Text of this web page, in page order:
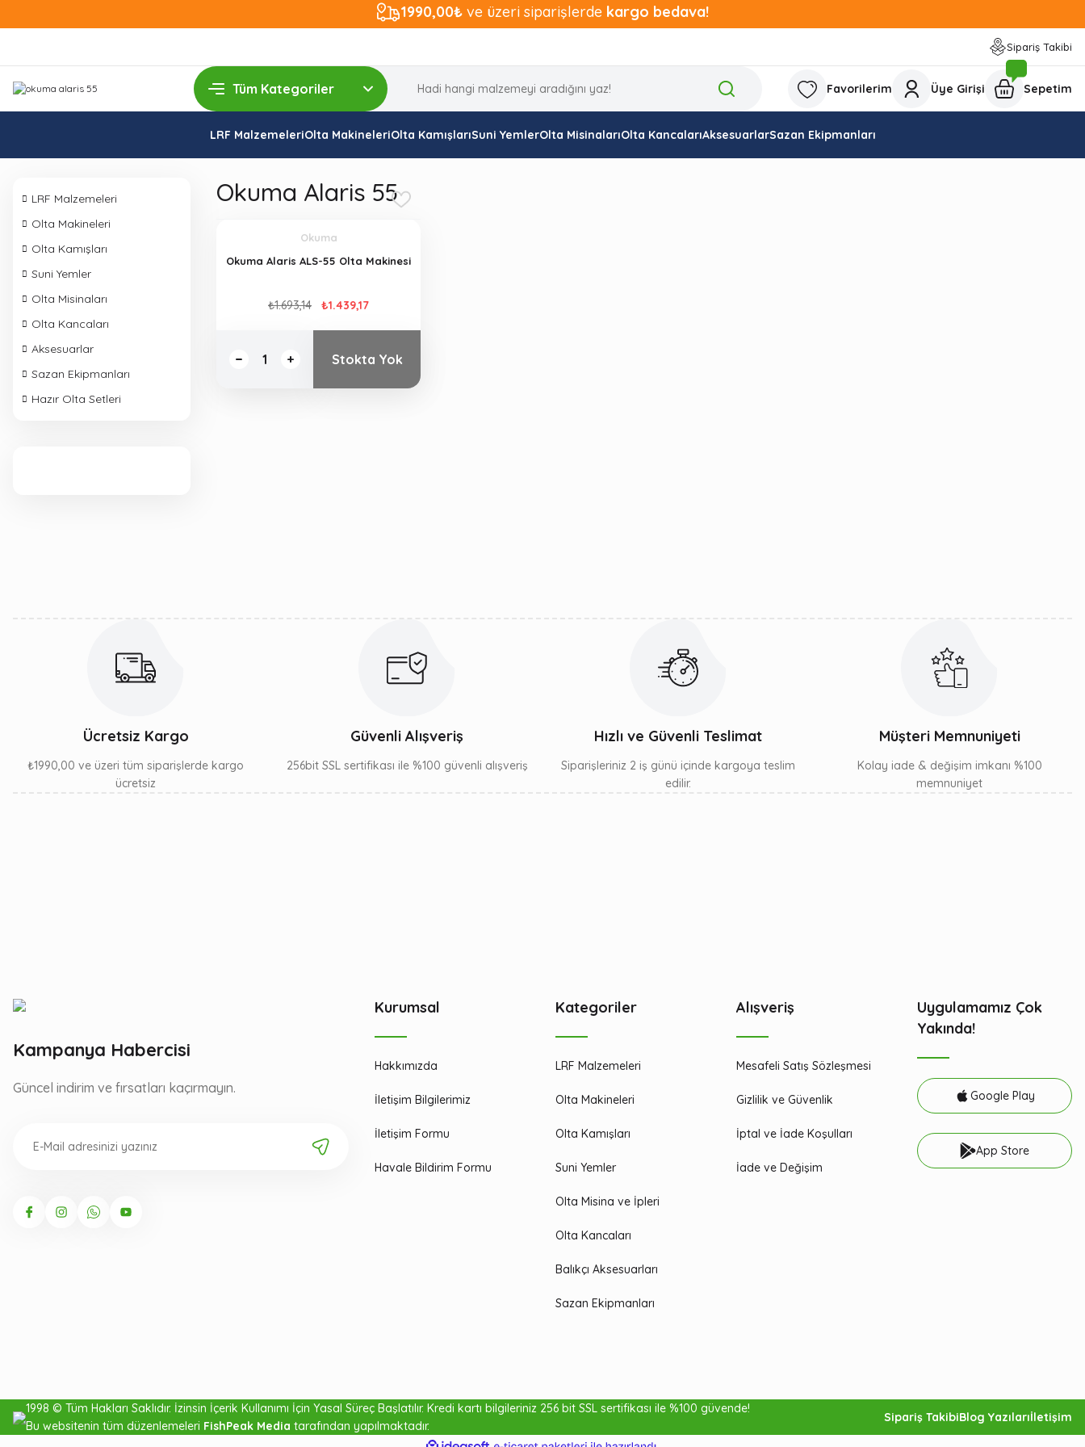
1990,00₺ ve üzeri siparişlerde kargo bedava!
Sipariş Takibi
Favorilerim Üye Girişi Sepetim
LRF MalzemeleriOlta MakineleriOlta KamışlarıSuni YemlerOlta MisinalarıOlta KancalarıAksesuarlarSazan Ekipmanları
LRF Malzemeleri
Olta Makineleri
Olta Kamışları
Suni Yemler
Olta Misinaları
Olta Kancaları
Aksesuarlar
Sazan Ekipmanları
Hazır Olta Setleri
Okuma Alaris 55
Okuma
Okuma Alaris ALS-55 Olta Makinesi
₺1.693,14 ₺1.439,17
Stokta Yok
Ücretsiz Kargo
₺1990,00 ve üzeri tüm siparişlerde kargo
ücretsiz
Güvenli Alışveriş
256bit SSL sertifikası ile %100 güvenli alışveriş
Hızlı ve Güvenli Teslimat
Siparişleriniz 2 iş günü içinde kargoya teslim
edilir.
Müşteri Memnuniyeti
Kolay iade & değişim imkanı %100
memnuniyet
Kampanya Habercisi
Güncel indirim ve fırsatları kaçırmayın.
Kurumsal
Hakkımızda
İletişim Bilgilerimiz
İletişim Formu
Havale Bildirim Formu
Kategoriler
LRF Malzemeleri
Olta Makineleri
Olta Kamışları
Suni Yemler
Olta Misina ve İpleri
Olta Kancaları
Balıkçı Aksesuarları
Sazan Ekipmanları
Alışveriş
Mesafeli Satış Sözleşmesi
Gizlilik ve Güvenlik
İptal ve İade Koşulları
İade ve Değişim
Uygulamamız Çok
Yakında!
Google Play
App Store
1998 © Tüm Hakları Saklıdır. İzinsin İçerik Kullanımı İçin Yasal Süreç Başlatılır. Kredi kartı bilgileriniz 256 bit SSL sertifikası ile %100 güvende!
Bu websitenin tüm düzenlemeleri FishPeak Media tarafından yapılmaktadır.
Sipariş TakibiBlog Yazılarıİletişim